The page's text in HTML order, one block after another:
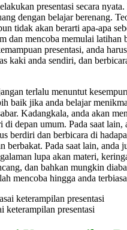
presentasi secara
dengan belajar berenang.
tidak akan berarti apa-apa
dan mencoba memulai latihan
presentasi, anda
kaki anda sendiri, dan
terlalu menuntut
baik jika anda belajar
Kadangkala, anda akan
di depan umum. Pada saat lain,
berdiri dan berbicara di
berbakat. Pada saat lain, anda
lupa akan materi,
dan bahkan mungkin
mencoba hingga anda
keterampilan presentasi